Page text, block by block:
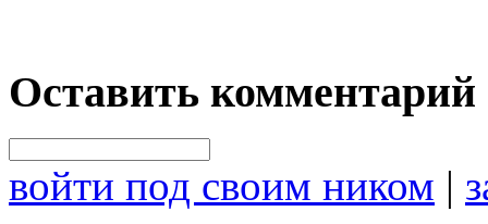
Оставить комментарий
войти под своим ником |